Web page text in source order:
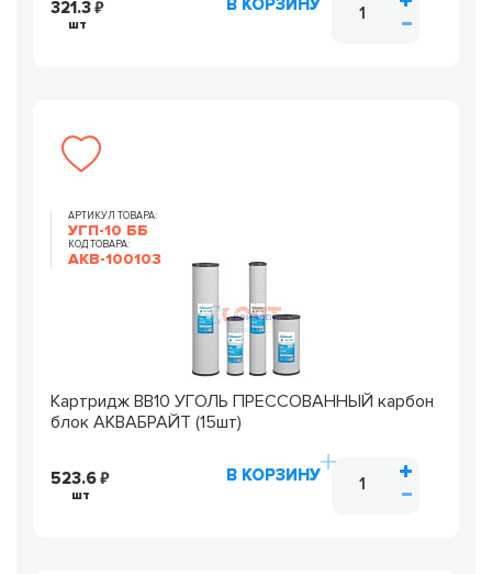
321.3
шт
В КОРЗИНУ
АРТИКУЛ ТОВАРА:
УГП-10 ББ
КОД ТОВАРА:
AKB-100103
Картридж ВВ10 УГОЛЬ ПРЕССОВАННЫЙ карбон
блок АКВАБРАЙТ (15шт)
523.6
шт
В КОРЗИНУ